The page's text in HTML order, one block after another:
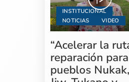
INSTITUCIONAL
NOTICIAS
VIDEO
“Acelerar la
reparación
pueblos Nukak,